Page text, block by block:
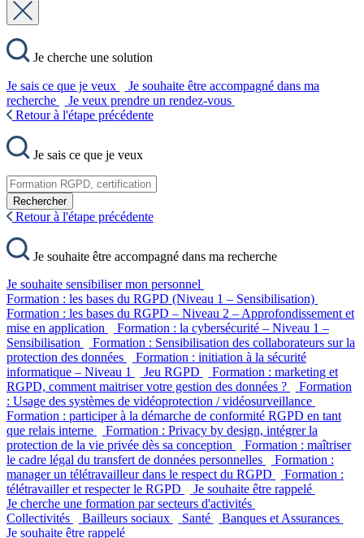
Je cherche une solution
Je sais ce que je veux
Je souhaite être accompagné dans ma
recherche
Je veux prendre un rendez-vous
Retour à l'étape précédente
Je sais ce que je veux
Rechercher
Retour à l'étape précédente
Je souhaite être accompagné dans ma recherche
Je souhaite sensibiliser mon personnel
Formation : les bases du RGPD (Niveau 1 – Sensibilisation)
Formation : les bases du RGPD – Niveau 2 – Approfondissement et
mise en application
Formation : la cybersécurité – Niveau 1 –
Sensibilisation
Formation : Sensibilisation des collaborateurs sur la
protection des données
Formation : initiation à la sécurité
informatique – Niveau 1
Jeu RGPD
Formation : marketing et
RGPD, comment maitriser votre gestion des données ?
Formation
: Usage des systèmes de vidéoprotection / vidéosurveillance
Formation : participer à la démarche de conformité RGPD en tant
que relais interne
Formation : Privacy by design, intégrer la
protection de la vie privée dès sa conception
Formation : maîtriser
le cadre légal du transfert de données personnelles
Formation :
manager un télétravailleur dans le respect du RGPD
Formation :
télétravailler et respecter le RGPD
Je souhaite être rappelé
Je cherche une formation par secteurs d'activités
Collectivités
Bailleurs sociaux Santé
Banques et Assurances
Je souhaite être rappelé